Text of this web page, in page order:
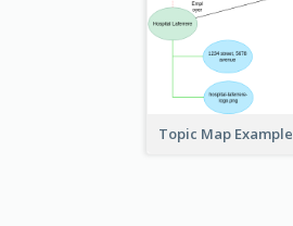
Topic Map Example